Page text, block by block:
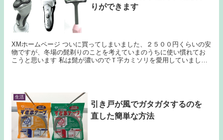
りができます
XMホームページ ついに買ってしまいました、２５００円くらいの安
物ですが、冬場の髭剃りのことを考えていまのうちに使い慣れてお
こうと思います 私は髭が濃いのでＴ字カミソリを愛用していました
生活
引き戸が風でガタガタするのを
直した簡単な方法